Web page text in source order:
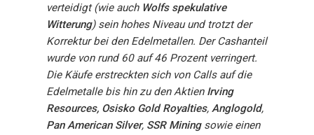
verteidigt (wie auch Wolfs spekulative
Witterung) sein hohes Niveau und trotzt der
Korrektur bei den Edelmetallen. Der Cashanteil
wurde von rund 60 auf 46 Prozent verringert.
Die Käufe erstreckten sich von Calls auf die
Edelmetalle bis hin zu den Aktien Irving
Resources, Osisko Gold Royalties, Anglogold,
Pan American Silver, SSR Miningsowie einen